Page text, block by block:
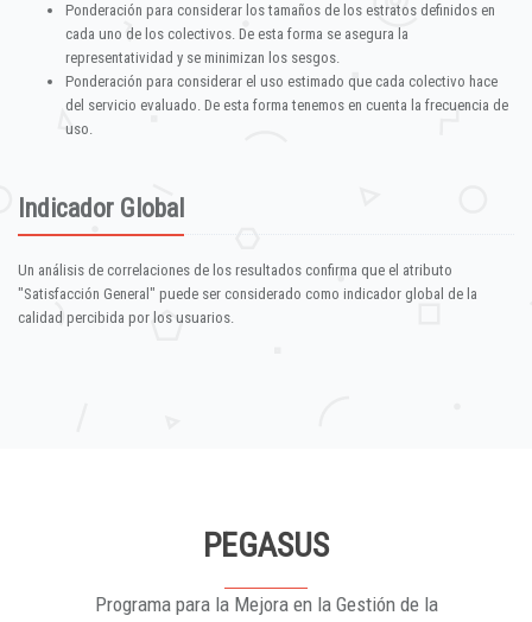
Ponderación para considerar los tamaños de los estratos definidos en
cada uno de los colectivos. De esta forma se asegura la
representatividad y se minimizan los sesgos.
Ponderación para considerar el uso estimado que cada colectivo hace
del servicio evaluado. De esta forma tenemos en cuenta la frecuencia de
uso.
Indicador Global
Un análisis de correlaciones de los resultados confirma que el atributo
"Satisfacción General" puede ser considerado como indicador global de la
calidad percibida por los usuarios.
PEGASUS
Programa para la Mejora en la Gestión de la